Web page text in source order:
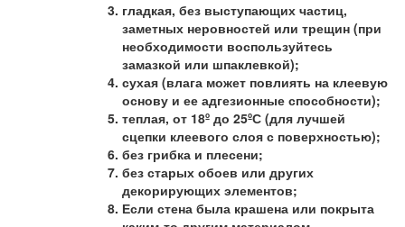
гладкая, без выступающих частиц,
заметных неровностей или трещин (при
необходимости воспользуйтесь
замазкой или шпаклевкой);
сухая (влага может повлиять на клеевую
основу и ее адгезионные способности);
теплая, от 18º до 25ºС (для лучшей
сцепки клеевого слоя с поверхностью);
без грибка и плесени;
без старых обоев или других
декорирующих элементов;
Если стена была крашена или покрыта